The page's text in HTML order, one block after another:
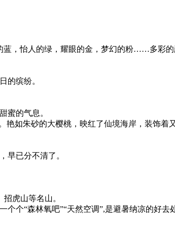
，怡人的绿，耀眼的金，梦幻的粉……多彩
的缤纷。
蜜的气息。
如朱砂的大樱桃，映红了仙境海岸，装饰着
早已分不清了。
虎山等名山。
个“森林氧吧”“天然空调”,是避暑纳凉的好去